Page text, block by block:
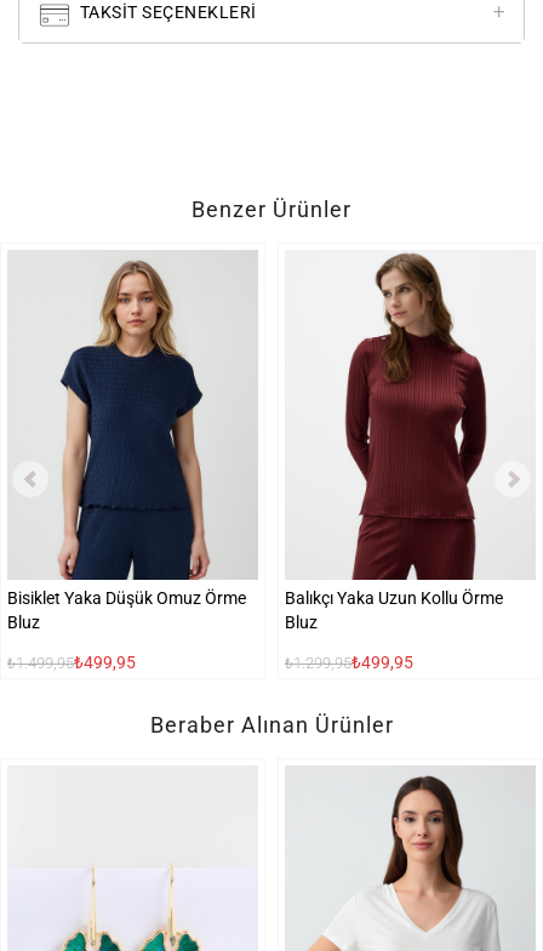
TAKSIT SEÇENEKLERI
Benzer Ürünler
Bisiklet Yaka Düşük Omuz Örme
Bluz
₺1.499,95₺499,95
Balıkçı Yaka Uzun Kollu Örme
Bluz
₺1.299,95₺499,95
Beraber Alınan Ürünler